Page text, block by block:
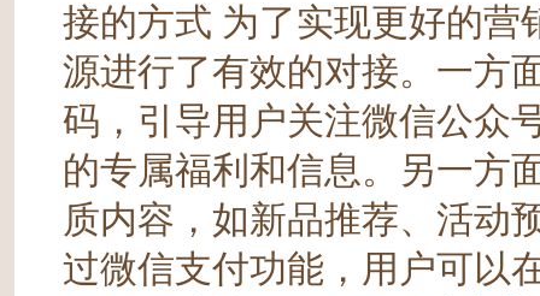
接的方式 为了实现更好的营
源进行了有效的对接。一方
码，引导用户关注微信公众
的专属福利和信息。另一方
质内容，如新品推荐、活动
过微信支付功能，用户可以